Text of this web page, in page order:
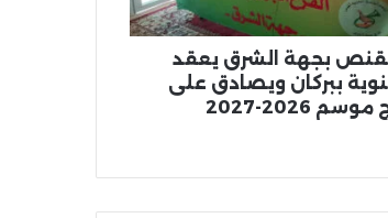
بجهة الشرق يعقد
ببركان ويصادق على
2026-2027